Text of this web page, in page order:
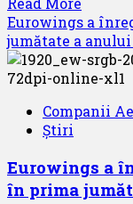
more
about
AVH-
azi
ERDOS,
fost
Eurowings a
jumătate a anului
Companii
Știri
Eurowings a
în prima